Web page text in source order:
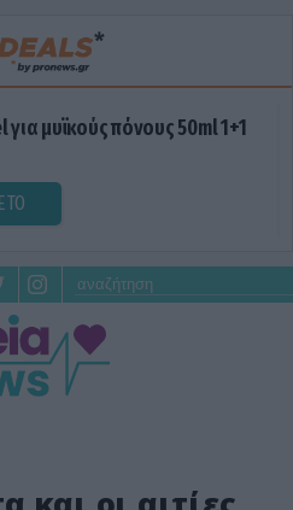
μυϊκούς πόνους 50ml 1+1
ΤΟ